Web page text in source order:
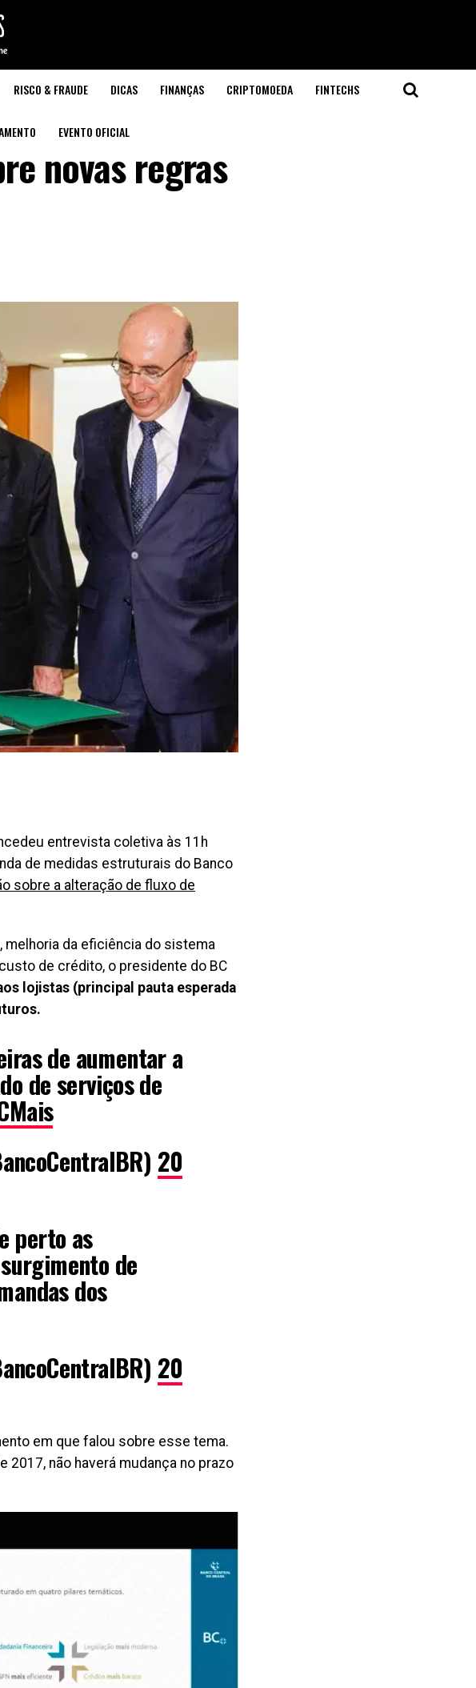
RISCO & FRAUDE DICAS FINANÇAS CRIPTOMOEDA FINTECHS
EVENTO OFICIAL
novas regras
entrevista coletiva às 11h
de medidas estruturais do Banco
sobre a alteração de fluxo de
melhoria da eficiência do sistema
de crédito, o presidente do BC
lojistas (principal pauta esperada
de aumentar a
de serviços de
20
perto as
de
dos
20
em que falou sobre esse tema.
não haverá mudança no prazo